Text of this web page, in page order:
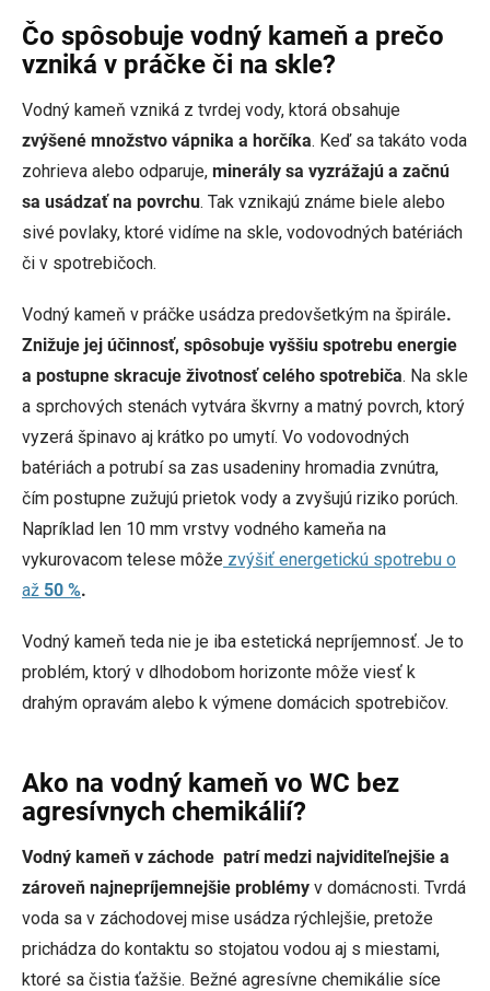
Čo spôsobuje vodný kameň a prečo
vzniká v práčke či na skle?
Vodný kameň vzniká z tvrdej vody, ktorá obsahuje
zvýšené množstvo vápnika a horčíka. Keď sa takáto voda
zohrieva alebo odparuje, minerály sa vyzrážajú a začnú
sa usádzať na povrchu. Tak vznikajú známe biele alebo
sivé povlaky, ktoré vidíme na skle, vodovodných batériách
či v spotrebičoch.
Vodný kameň v práčke usádza predovšetkým na špirále.
Znižuje jej účinnosť, spôsobuje vyššiu spotrebu energie
a postupne skracuje životnosť celého spotrebiča. Na skle
a sprchových stenách vytvára škvrny a matný povrch, ktorý
vyzerá špinavo aj krátko po umytí. Vo vodovodných
batériách a potrubí sa zas usadeniny hromadia zvnútra,
čím postupne zužujú prietok vody a zvyšujú riziko porúch.
Napríklad len 10 mm vrstvy vodného kameňa na
vykurovacom telese môže zvýšiť energetickú spotrebu o
až 50 %.
Vodný kameň teda nie je iba estetická nepríjemnosť. Je to
problém, ktorý v dlhodobom horizonte môže viesť k
drahým opravám alebo k výmene domácich spotrebičov.
Ako na vodný kameň vo WC bez
agresívnych chemikálií?
Vodný kameň v záchode patrí medzi najviditeľnejšie a
zároveň najnepríjemnejšie problémy v domácnosti. Tvrdá
voda sa v záchodovej mise usádza rýchlejšie, pretože
prichádza do kontaktu so stojatou vodou aj s miestami,
ktoré sa čistia ťažšie. Bežné agresívne chemikálie síce